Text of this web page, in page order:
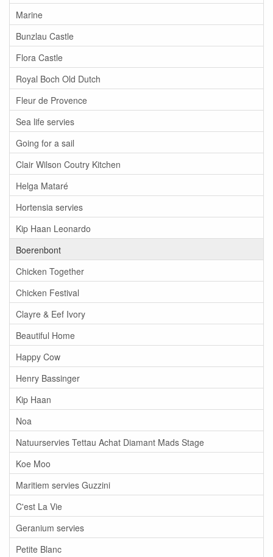
Marine
Bunzlau Castle
Flora Castle
Royal Boch Old Dutch
Fleur de Provence
Sea life servies
Going for a sail
Clair Wilson Coutry Kitchen
Helga Mataré
Hortensia servies
Kip Haan Leonardo
Boerenbont
Chicken Together
Chicken Festival
Clayre & Eef Ivory
Beautiful Home
Happy Cow
Henry Bassinger
Kip Haan
Noa
Natuurservies Tettau Achat Diamant Mads Stage
Koe Moo
Maritiem servies Guzzini
C'est La Vie
Geranium servies
Petite Blanc